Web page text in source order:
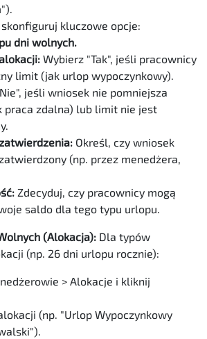
kluczowe opcje:
dni wolnych.
Wybierz "Tak", jeśli pracownicy
limit (jak urlop wypoczynkowy).
jeśli wniosek nie pomniejsza
praca zdalna) lub limit nie jest
Określ, czy wniosek
(np. przez menedżera,
Zdecyduj, czy pracownicy mogą
saldo dla tego typu urlopu.
(Alokacja): Dla typów
(np. 26 dni urlopu rocznie):
> Alokacje i kliknij
(np. "Urlop Wypoczynkowy